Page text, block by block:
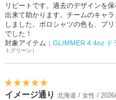
リピートです。過去のデザインを
出来て助かります。チームのキャ
しました。ポロシャツの色も、プ
でした！
対象アイテム： GLIMMER 4.4oz ド
トグリーン）
イメージ通り 北海道 / 女性 /